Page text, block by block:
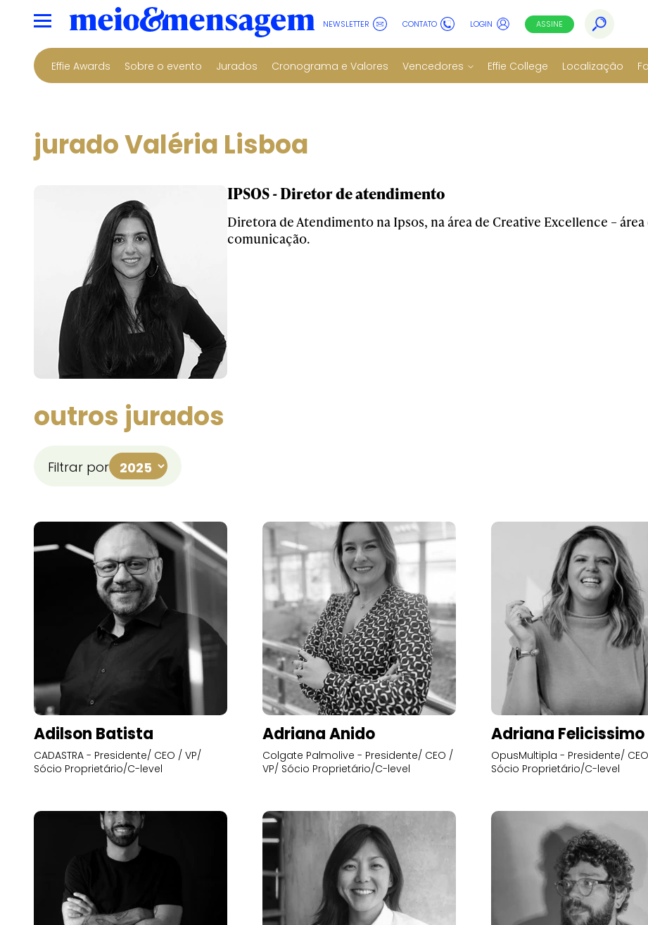
NEWSLETTER CONTATO LOGIN ASSINE
Effie Awards Sobre o evento Jurados Cronograma e Valores Vencedores Effie College Localização
jurado Valéria Lisboa
IPSOS - Diretor de atendimento
Diretora de Atendimento na Ipsos, na área de Creative Excellence –
comunicação.
outros jurados
Filtrar por
Adilson Batista
CADASTRA - Presidente/ CEO / VP/
Sócio Proprietário/C-level
Adriana Anido
Colgate Palmolive - Presidente/ CEO /
VP/ Sócio Proprietário/C-level
Adriana Felicissimo
OpusMultipla - Presidente/
Sócio Proprietário/C-level